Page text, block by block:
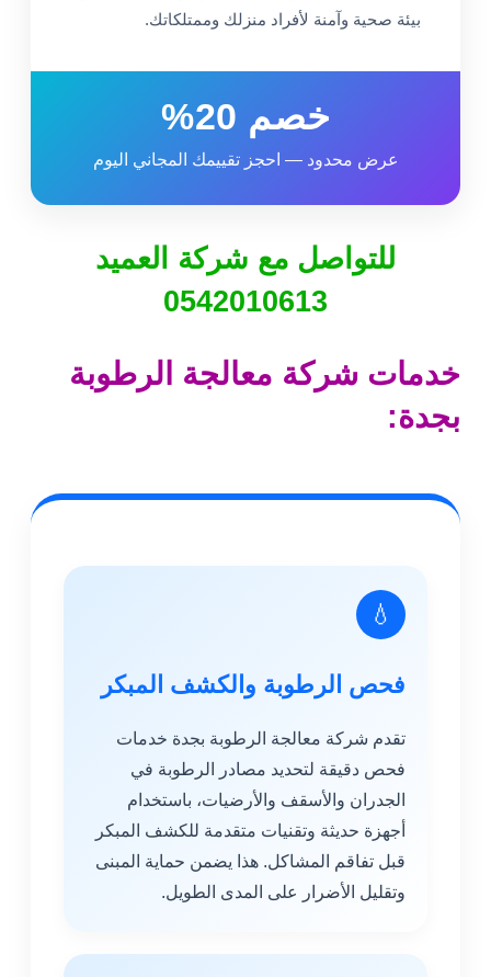
بيئة صحية وآمنة لأفراد منزلك وممتلكاتك.
خصم 20%
عرض محدود — احجز تقييمك المجاني اليوم
للتواصل مع شركة العميد
0542010613
خدمات شركة معالجة الرطوبة
بجدة:
💧
فحص الرطوبة والكشف المبكر
تقدم شركة معالجة الرطوبة بجدة خدمات
فحص دقيقة لتحديد مصادر الرطوبة في
الجدران والأسقف والأرضيات، باستخدام
أجهزة حديثة وتقنيات متقدمة للكشف المبكر
قبل تفاقم المشاكل. هذا يضمن حماية المبنى
وتقليل الأضرار على المدى الطويل.